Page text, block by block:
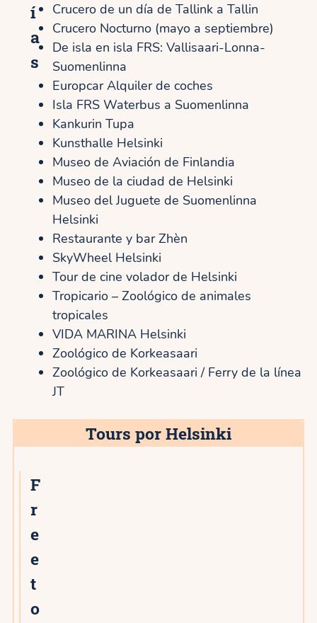
í
a
s
Crucero de un día de Tallink a Tallin
Crucero Nocturno (mayo a septiembre)
De isla en isla FRS: Vallisaari-Lonna-
Suomenlinna
Europcar Alquiler de coches
Isla FRS Waterbus a Suomenlinna
Kankurin Tupa
Kunsthalle Helsinki
Museo de Aviación de Finlandia
Museo de la ciudad de Helsinki
Museo del Juguete de Suomenlinna
Helsinki
Restaurante y bar Zhèn
SkyWheel Helsinki
Tour de cine volador de Helsinki
Tropicario – Zoológico de animales
tropicales
VIDA MARINA Helsinki
Zoológico de Korkeasaari
Zoológico de Korkeasaari / Ferry de la línea
JT
Tours por Helsinki
F
r
e
e
t
o